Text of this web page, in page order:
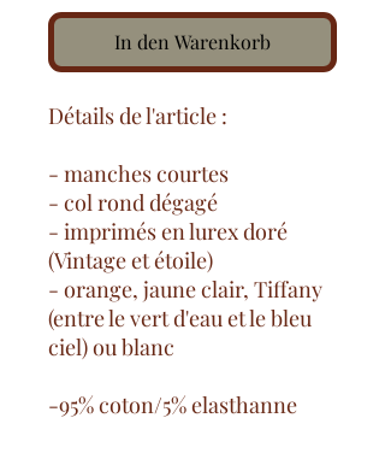
In den Warenkorb
Détails de l'article :
- manches courtes
- col rond dégagé
- imprimés en lurex doré
(Vintage et étoile)
- orange, jaune clair, Tiffany
(entre le vert d'eau et le bleu
ciel) ou blanc
-95% coton/5% elasthanne